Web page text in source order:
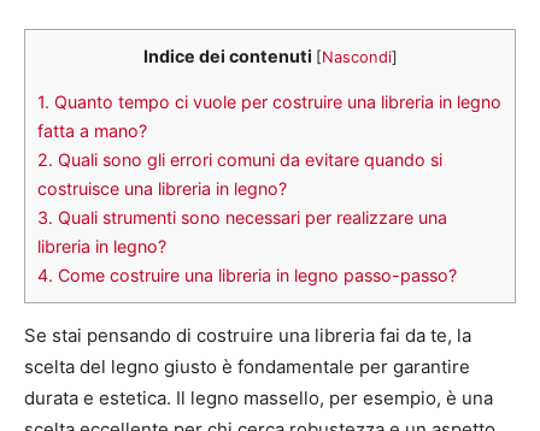
Indice dei contenuti [Nascondi]
1. Quanto tempo ci vuole per costruire una libreria in legno
fatta a mano?
2. Quali sono gli errori comuni da evitare quando si
costruisce una libreria in legno?
3. Quali strumenti sono necessari per realizzare una
libreria in legno?
4. Come costruire una libreria in legno passo-passo?
Se stai pensando di costruire una libreria fai da te, la
scelta del legno giusto è fondamentale per garantire
durata e estetica. Il legno massello, per esempio, è una